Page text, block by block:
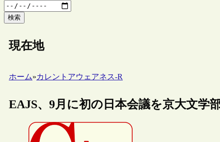
検索
現在地
ホーム»カレントアウェアネス-R
EAJS、9月に初の日本会議を京大文学